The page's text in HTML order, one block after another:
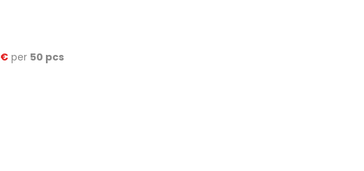
€ per 50 pcs